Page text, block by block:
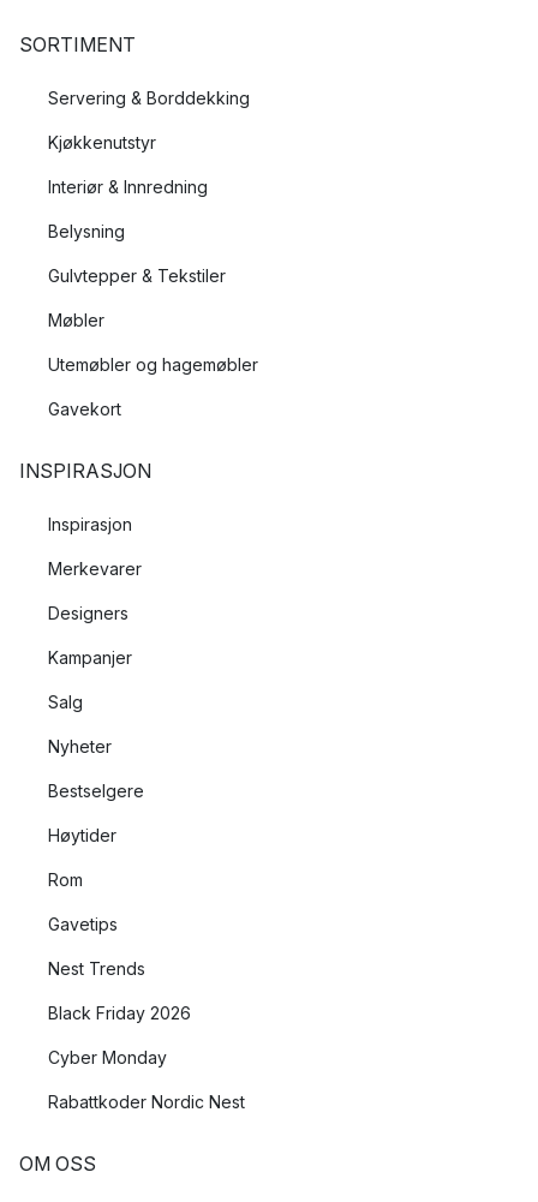
SORTIMENT
Servering & Borddekking
Kjøkkenutstyr
Interiør & Innredning
Belysning
Gulvtepper & Tekstiler
Møbler
Utemøbler og hagemøbler
Gavekort
INSPIRASJON
Inspirasjon
Merkevarer
Designers
Kampanjer
Salg
Nyheter
Bestselgere
Høytider
Rom
Gavetips
Nest Trends
Black Friday 2026
Cyber Monday
Rabattkoder Nordic Nest
OM OSS